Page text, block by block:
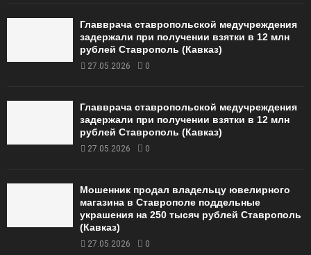
Главврача ставропольской медучреждения
задержали при получении взятки в 12 млн
рублей Ставрополь (Кавказ)
27.05.2026 0
Главврача ставропольской медучреждения
задержали при получении взятки в 12 млн
рублей Ставрополь (Кавказ)
27.05.2026 0
Мошенник продал владельцу ювелирного
магазина в Ставрополе поддельные
украшения на 250 тысяч рублей Ставрополь
(Кавказ)
27.05.2026 0